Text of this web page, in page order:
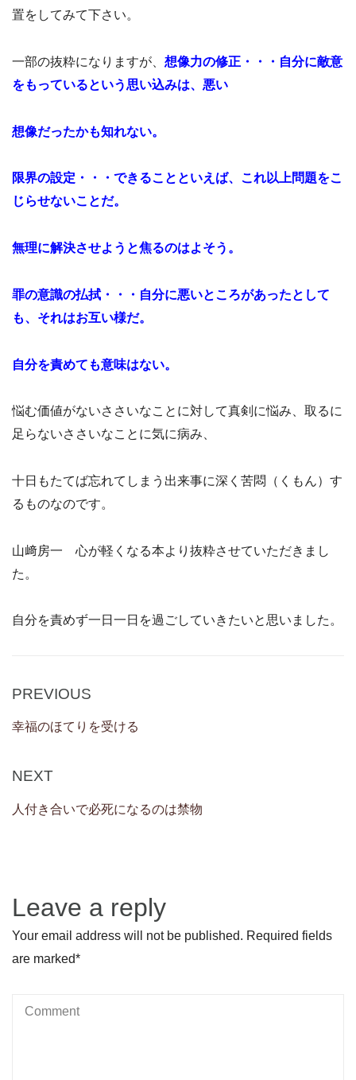
置をしてみて下さい。
一部の抜粋になりますが、 想像力の修正・・・自分に敵意
をもっているという思い込みは、悪い
想像だったかも知れない。
限界の設定・・・できることといえば、これ以上問題をこ
じらせないことだ。
無理に解決させようと焦るのはよそう。
罪の意識の払拭・・・自分に悪いところがあったとして
も、それはお互い様だ。
自分を責めても意味はない。
悩む価値がないささいなことに対して真剣に悩み、取るに
足らないささいなことに気に病み、
十日もたてば忘れてしまう出来事に深く苦悶（くもん）す
るものなのです。
山﨑房一 心が軽くなる本より抜粋させていただきまし
た。
自分を責めず一日一日を過ごしていきたいと思いました。
Post
Previous
PREVIOUS
幸福のほてりを受ける
Next
NEXT
人付き合いで必死になるのは禁物
Leave a reply
Your email address will not be published. Required fields
are marked*